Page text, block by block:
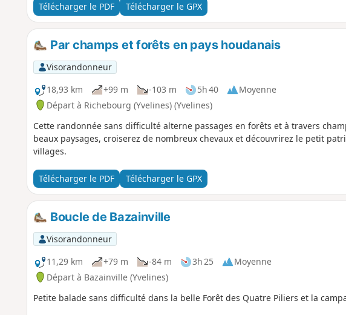
Télécharger le PDF Télécharger le GPX
Par champs et forêts en pays houdanais
Visorandonneur
18,93 km
+99 m -103 m 5h 40
Moyenne
Départ à Richebourg (Yvelines) (Yvelines)
Cette randonnée sans difficulté alterne passages en forêts et à travers
beaux paysages, croiserez de nombreux chevaux et découvrirez le petit
villages.
Télécharger le PDF Télécharger le GPX
Boucle de Bazainville
Visorandonneur
11,29 km
+79 m -84 m 3h 25
Moyenne
Départ à Bazainville (Yvelines)
Petite balade sans difficulté dans la belle Forêt des Quatre Piliers et la